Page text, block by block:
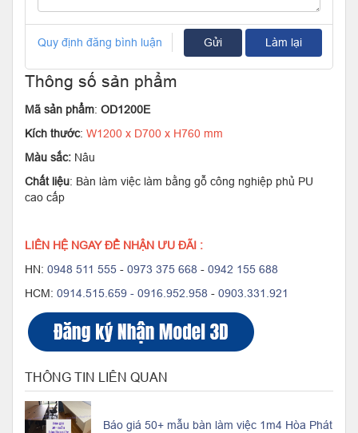
Quy định đăng bình luận Gửi Làm lại
Thông số sản phẩm
Mã sản phẩm: OD1200E
Kích thước: W1200 x D700 x H760 mm
Màu sắc: Nâu
Chất liệu: Bàn làm việc làm bằng gỗ công nghiệp phủ PU
cao cấp
LIÊN HỆ NGAY ĐỂ NHẬN ƯU ĐÃI :
HN: 0948 511 555 - 0973 375 668 - 0942 155 688
HCM: 0914.515.659 - 0916.952.958 - 0903.331.921
THÔNG TIN LIÊN QUAN
Báo giá 50+ mẫu bàn làm việc 1m4 Hòa Phát